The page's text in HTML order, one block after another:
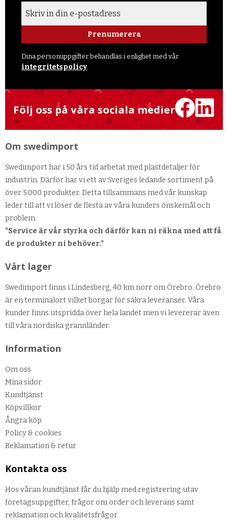
Prenumerera
Dina personuppgifter behandlas i enlighet med vår
integritetspolicy
Följ oss på våra sociala medier
Om swedimport
Swedimport har i 50 års tid arbetat med plastdetaljer för
industrin. Därför har vi ett av Sveriges ledande sortiment på
över 5.000 produkter. Detta tillsammans med vår kunskap
leder till att vi löser de flesta av våra kunders önskemål och
problem.
"Service är vår styrka och därför kan ni räkna med att få
de produkter ni behöver."
Vårt lager
Swedimport finns i Lindesberg, 40 km norr om Örebro. Örebro
är en terminalort vilket borgar för säkra leveranser. Våra
kunder finns utspridda över hela landet men vi levererar även
till våra nordiska grannländer.
Information
Om oss
Mina sidor
Kundtjänst
Köpvillkor
Ångra köp
Policy & cookies
Reklamation & retur
Kontakta oss
Hos våran kundtjänst får du hjälp med registrering utav
företagsuppgifter, frågor om order och leverans samt
reklamation och kvalitetsfrågor.